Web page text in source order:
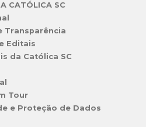
CATÓLICA SC
Transparência
Editais
da Católica SC
Tour
e Proteção de Dados